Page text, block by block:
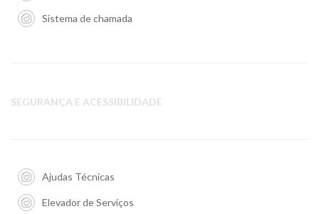
Sistema de chamada
SEGURANÇA E ACESSIBILIDADE
Ajudas Técnicas
Elevador de Serviços